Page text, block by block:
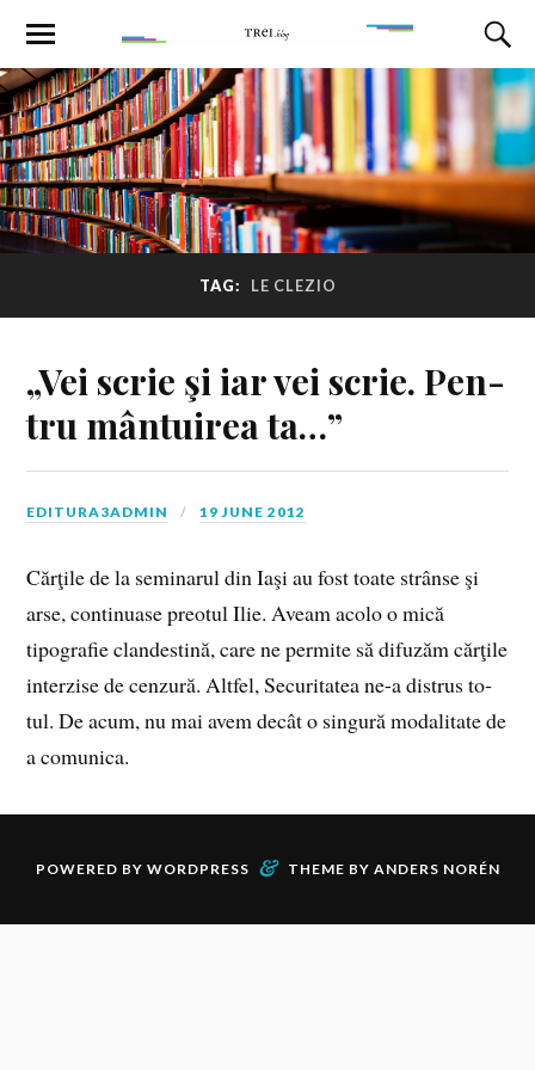
TAG: LE CLEZIO
„Vei scrie şi iar vei scrie. Pen­
tru mân­tui­rea ta…”
EDITURA3ADMIN 19 JUNE 2012
Căr­ţi­le de la se­mi­na­rul din Iaşi au fost toa­te strân­se şi
arse, con­ti­nua­se preotul Ilie. Aveam acolo o mică
tipografie clandestină, care ne per­mi­te să di­fu­zăm căr­ţi­le
in­ter­zi­se de cen­zu­ră. Alt­fel, Se­cu­ri­ta­tea ne-a dis­trus to­
tul. De acum, nu mai avem de­cât o sin­gu­ră mo­da­li­ta­te de
a co­mu­ni­ca.
POWERED BY WORDPRESS & THEME BY ANDERS NORÉN